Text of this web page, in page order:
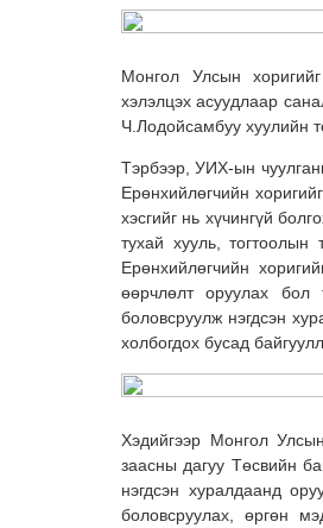
Монгол Улсын
хэлэлцэх асуудлаар
Ч.Лодойсамбуу хуулийн
Тэрбээр, УИХ-ын
Ерөнхийлөгчийн
хэсгийг нь хүчингүй
тухай хууль,
Ерөнхийлөгчийн
өөрчлөлт оруулах бол
боловсруулж нэгдсэн
холбогдох бусад
Хэдийгээр Монгол
заасны дагуу Төсвийн
нэгдсэн хуралдаанд
боловсруулах, өргөн